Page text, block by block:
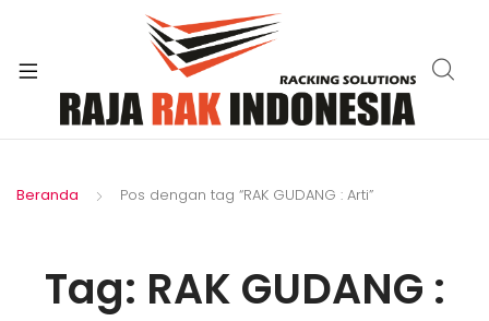
Beranda Pos dengan tag “RAK GUDANG : Arti”
Tag: RAK GUDANG :